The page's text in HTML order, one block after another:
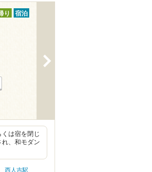
り 宿泊
は宿を閉じ
、和モダン
西人吉駅